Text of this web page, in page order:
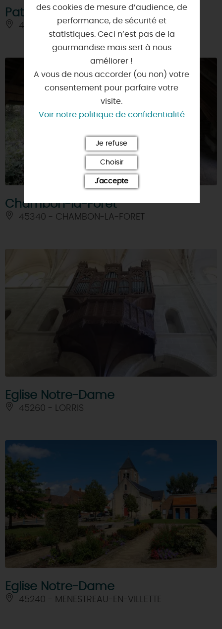
Patrimoine fluvial
45800 - COMBLEUX
Chambon-la-Forêt
45340 - CHAMBON-LA-FORET
Eglise Notre-Dame
45260 - LORRIS
Eglise Notre-Dame
45240 - MENESTREAU-EN-VILLETTE
des cookies de mesure d’audience, de
performance, de sécurité et
statistiques. Ceci n’est pas de la
gourmandise mais sert à nous
améliorer !
A vous de nous accorder (ou non) votre
consentement pour parfaire votre
visite.
Voir notre politique de confidentialité
Je refuse
Choisir
J'accepte